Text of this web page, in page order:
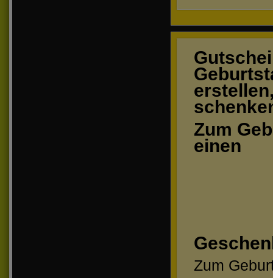
Zum
einen
Zum